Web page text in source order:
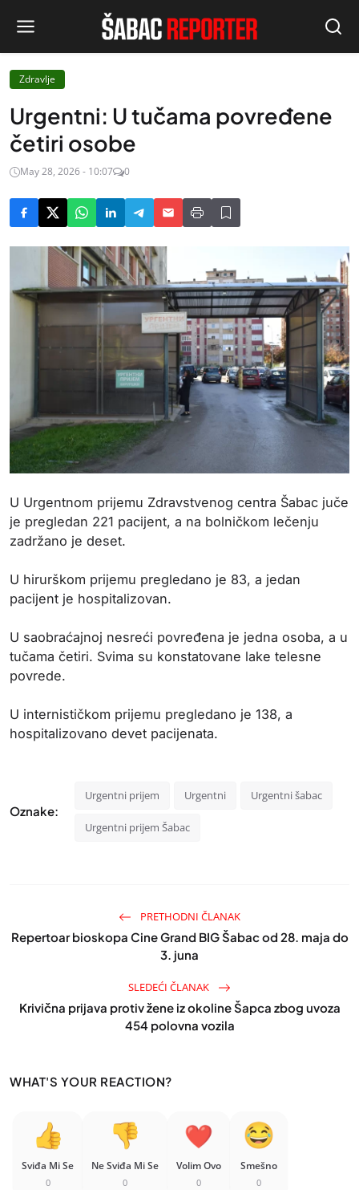
Zdravlje
Urgentni: U tučama povređene
četiri osobe
May 28, 2026 - 10:07 0
U Urgentnom prijemu Zdravstvenog centra Šabac juče
je pregledan 221 pacijent, a na bolničkom lečenju
zadržano je deset.
U hirurškom prijemu pregledano je 83, a jedan
pacijent je hospitalizovan.
U saobraćajnoj nesreći povređena je jedna osoba, a u
tučama četiri. Svima su konstatovane lake telesne
povrede.
U internističkom prijemu pregledano je 138, a
hospitalizovano devet pacijenata.
Oznake:
Urgentni prijem Urgentni Urgentni šabac
Urgentni prijem Šabac
PRETHODNI ČLANAK
Repertoar bioskopa Cine Grand BIG Šabac od 28. maja do
3. juna
SLEDEĆI ČLANAK
Krivična prijava protiv žene iz okoline Šapca zbog uvoza
454 polovna vozila
WHAT'S YOUR REACTION?
Sviđa Mi Se
0
Ne Sviđa Mi Se
0
Volim Ovo
0
Smešno
0